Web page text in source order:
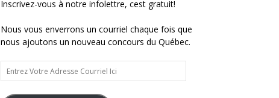
Inscrivez-vous à notre infolettre, cest gratuit!
Nous vous enverrons un courriel chaque fois que
nous ajoutons un nouveau concours du Québec.
Entrez
Votre
Adresse